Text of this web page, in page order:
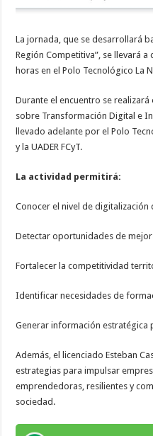
La jornada, que se desarrollará
Región Competitiva”, se llevará
horas en el Polo Tecnológico La
Durante el encuentro se
sobre Transformación Digital e
llevado adelante por el Polo
y la UADER FCyT.
La actividad permitirá:
Conocer el nivel de
Detectar oportunidades de
Fortalecer la competitividad
Identificar necesidades de
Generar información estratégica
Además, el licenciado Esteban
estrategias para impulsar
emprendedoras, resilientes y
sociedad.